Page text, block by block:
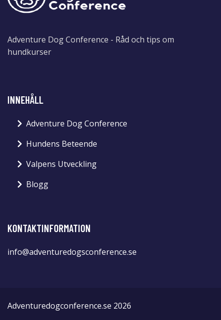
Adventure Dog Conference - Råd och tips om
hundkurser
INNEHÅLL
Adventure Dog Conference
Hundens Beteende
Valpens Utveckling
Blogg
KONTAKTINFORMATION
info@adventuredogsconference.se
Adventuredogconference.se 2026